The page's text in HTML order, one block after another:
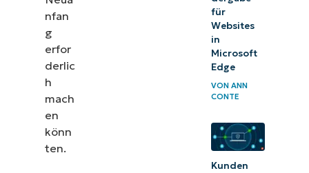
nfan
g
erfor
derlic
h
mach
en
könn
ten.
für
Websites
in
Microsoft
Edge
VONANN
CONTE
Kunden